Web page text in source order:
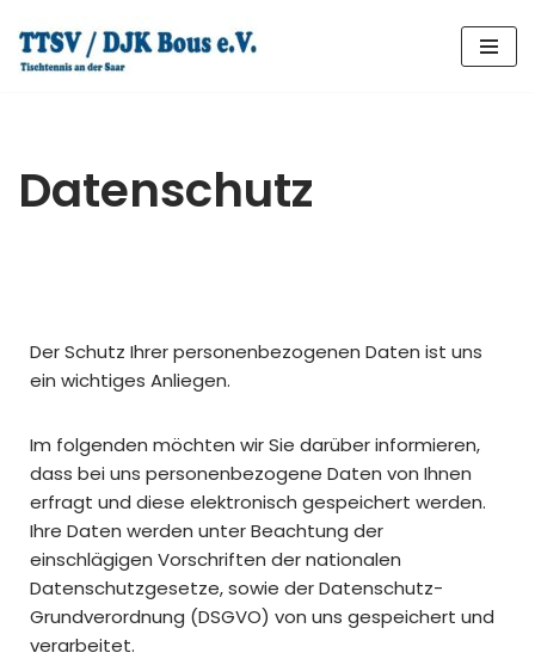
Zum
Datenschutz
Der Schutz Ihrer personenbezogenen Daten ist uns
ein wichtiges Anliegen.
Im folgenden möchten wir Sie darüber informieren,
dass bei uns personenbezogene Daten von Ihnen
erfragt und diese elektronisch gespeichert werden.
Ihre Daten werden unter Beachtung der
einschlägigen Vorschriften der nationalen
Datenschutzgesetze, sowie der Datenschutz-
Grundverordnung (DSGVO) von uns gespeichert und
verarbeitet.